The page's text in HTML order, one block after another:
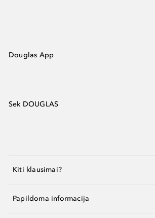
Douglas App
Sek DOUGLAS
Kiti klausimai?
Papildoma informacija